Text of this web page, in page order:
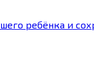
ребёнка и